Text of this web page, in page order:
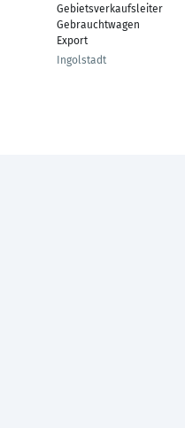
Gebietsverkaufsleiter
Gebrauchtwagen
Export
Ingolstadt